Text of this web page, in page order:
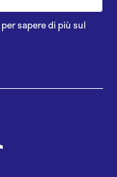
per sapere di più sul